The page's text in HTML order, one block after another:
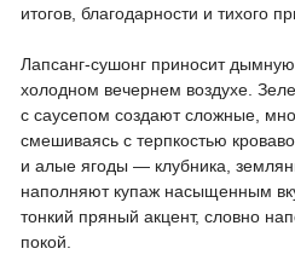
итогов, благодарности и тихого
Лапсанг-сушонг приносит
холодном вечернем воздухе.
с саусепом создают сложные,
смешиваясь с терпкостью
и алые ягоды — клубника,
наполняют купаж насыщенным
тонкий пряный акцент, словно
покой.